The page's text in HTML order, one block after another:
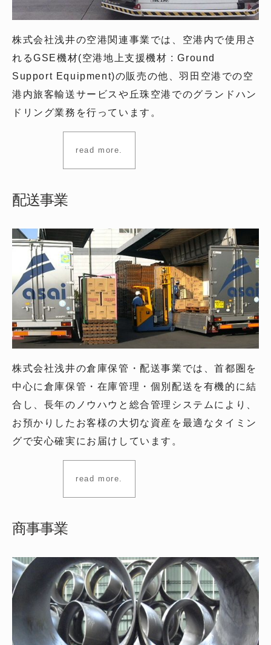
株式会社浅井の空港関連事業では、空港内で使用さ
れるGSE機材(空港地上支援機材 : Ground
Support Equipment)の販売の他、羽田空港での空
港内旅客輸送サービスや丘珠空港でのグランドハン
ドリング業務を行っています。
read more.
配送事業
株式会社浅井の倉庫保管・配送事業では、首都圏を
中心に倉庫保管・在庫管理・個別配送を有機的に結
合し、長年のノウハウと総合管理システムにより、
お預かりしたお客様の大切な資産を最適なタイミン
グで安心確実にお届けしています。
read more.
商事事業